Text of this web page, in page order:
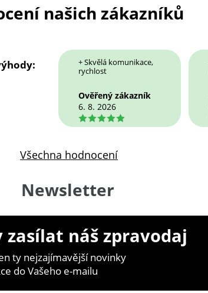
našich zákazníků
+ Skvělá komunikace,
rychlost
Ověřený zákazník
6. 8. 2026
5
Všechna hodnocení
Newsletter
zasílat náš zpravodaj
ty nejzajímavější novinky
do Vašeho e-mailu